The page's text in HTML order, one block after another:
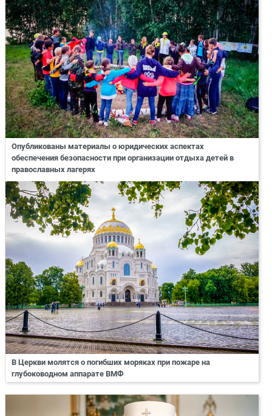
Опубликованы материалы о юридических аспектах
обеспечения безопасности при организации отдыха детей в
православных лагерях
В Церкви молятся о погибших моряках при пожаре на
глубоководном аппарате ВМФ